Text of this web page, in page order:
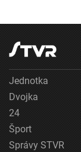
Jednotka
Dvojka
24
Šport
Správy STVR